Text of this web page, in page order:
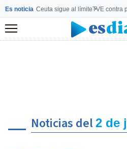
Es noticia Ceuta sigue al límiteTVE contra
Menú
Noticias del2 de